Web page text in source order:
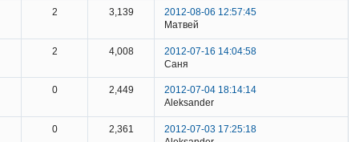
2 3,139
2012-08-06 12:57:45
Матвей
2 4,008
2012-07-16 14:04:58
Саня
0 2,449
2012-07-04 18:14:14
Aleksander
0 2,361
2012-07-03 17:25:18